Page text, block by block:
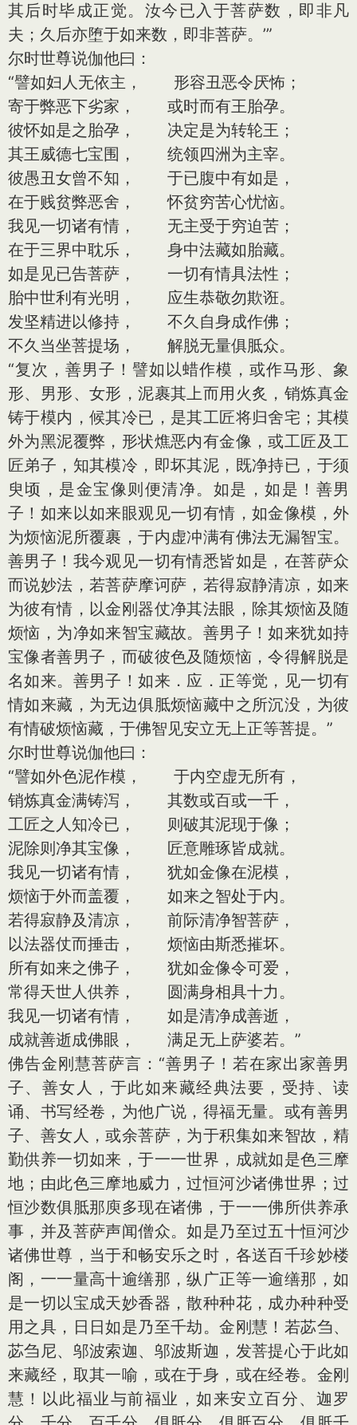
其后时毕成正觉。汝今已入于菩萨数，即非凡
夫；久后亦堕于如来数，即非菩萨。’”
尔时世尊说伽他曰：
“譬如妇人无依主， 形容丑恶令厌怖；
寄于弊恶下劣家， 或时而有王胎孕。
彼怀如是之胎孕， 决定是为转轮王；
其王威德七宝围， 统领四洲为主宰。
彼愚丑女曾不知， 于已腹中有如是，
在于贱贫弊恶舍， 怀贫穷苦心忧恼。
我见一切诸有情， 无主受于穷迫苦；
在于三界中耽乐， 身中法藏如胎藏。
如是见已告菩萨， 一切有情具法性；
胎中世利有光明， 应生恭敬勿欺诳。
发坚精进以修持， 不久自身成作佛；
不久当坐菩提场， 解脱无量俱胝众。
“复次，善男子！譬如以蜡作模，或作马形、象
形、男形、女形，泥裹其上而用火炙，销炼真金
铸于模内，候其冷已，是其工匠将归舍宅；其模
外为黑泥覆弊，形状燋恶内有金像，或工匠及工
匠弟子，知其模冷，即坏其泥，既净持已，于须
臾顷，是金宝像则便清净。如是，如是！善男
子！如来以如来眼观见一切有情，如金像模，外
为烦恼泥所覆裹，于内虚冲满有佛法无漏智宝。
善男子！我今观见一切有情悉皆如是，在菩萨众
而说妙法，若菩萨摩诃萨，若得寂静清凉，如来
为彼有情，以金刚器仗净其法眼，除其烦恼及随
烦恼，为净如来智宝藏故。善男子！如来犹如持
宝像者善男子，而破彼色及随烦恼，令得解脱是
名如来。善男子！如来．应．正等觉，见一切有
情如来藏，为无边俱胝烦恼藏中之所沉没，为彼
有情破烦恼藏，于佛智见安立无上正等菩提。”
尔时世尊说伽他曰：
“譬如外色泥作模， 于内空虚无所有，
销炼真金满铸泻， 其数或百或一千，
工匠之人知冷已， 则破其泥现于像；
泥除则净其宝像， 匠意雕琢皆成就。
我见一切诸有情， 犹如金像在泥模，
烦恼于外而盖覆， 如来之智处于内。
若得寂静及清凉， 前际清净智菩萨，
以法器仗而捶击， 烦恼由斯悉摧坏。
所有如来之佛子， 犹如金像令可爱，
常得天世人供养， 圆满身相具十力。
我见一切诸有情， 如是清净成善逝，
成就善逝成佛眼， 满足无上萨婆若。”
佛告金刚慧菩萨言：“善男子！若在家出家善男
子、善女人，于此如来藏经典法要，受持、读
诵、书写经卷，为他广说，得福无量。或有善男
子、善女人，或余菩萨，为于积集如来智故，精
勤供养一切如来，于一一世界，成就如是色三摩
地；由此色三摩地威力，过恒河沙诸佛世界；过
恒沙数俱胝那庾多现在诸佛，于一一佛所供养承
事，并及菩萨声闻僧众。如是乃至过五十恒河沙
诸佛世尊，当于和畅安乐之时，各送百千珍妙楼
阁，一一量高十逾缮那，纵广正等一逾缮那，如
是一切以宝成天妙香器，散种种花，成办种种受
用之具，日日如是乃至千劫。金刚慧！若苾刍、
苾刍尼、邬波索迦、邬波斯迦，发菩提心于此如
来藏经，取其一喻，或在于身，或在经卷。金刚
慧！以此福业与前福业，如来安立百分、迦罗